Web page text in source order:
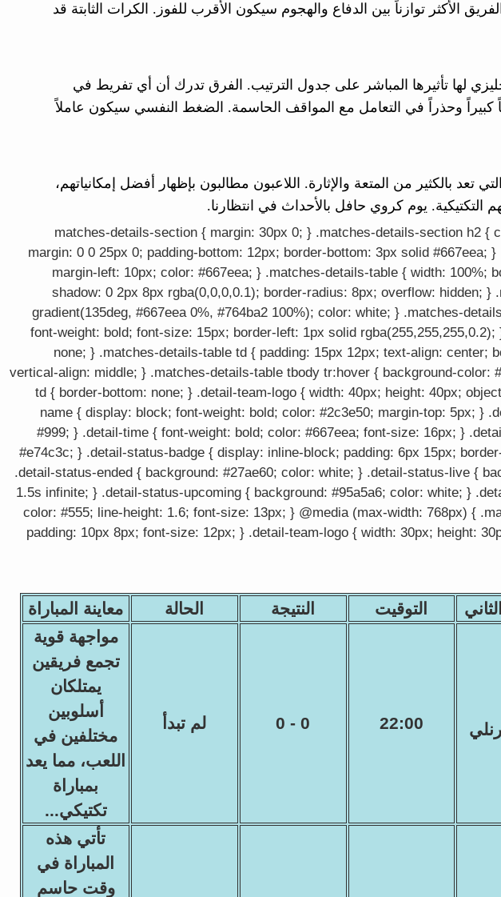
الأكثر توازناً بين الدفاع والهجوم سيكون الأقرب للفوز. الكرات الثابتة قد
لها تأثيرها المباشر على جدول الترتيب. الفرق تدرك أن أي تفريط في
كبيراً وحذراً في التعامل مع المواقف الحاسمة. الضغط النفسي سيكون عاملاً
تعد بالكثير من المتعة والإثارة. اللاعبون مطالبون بإظهار أفضل إمكانياتهم،
التكتيكية. يوم كروي حافل بالأحداث في انتظارنا.
.matches-details-section { margin: 30px 0; } .matches-details-section h2 {
margin: 0 0 25px 0; padding-bottom: 12px; border-bottom: 3px solid #667eea;
margin-left: 10px; color: #667eea; } .matches-details-table { width: 100%;
shadow: 0 2px 8px rgba(0,0,0,0.1); border-radius: 8px; overflow: hidden;
gradient(135deg, #667eea 0%, #764ba2 100%); color: white; } .matches-
font-weight: bold; font-size: 15px; border-left: 1px solid
none; } .matches-details-table td { padding: 15px 12px; text-align: center;
vertical-align: middle; } .matches-details-table tbody tr:hover { background-
td { border-bottom: none; } .detail-team-logo { width: 40px; height: 40px;
name { display: block; font-weight: bold; color: #2c3e50; margin-top: 5px; }
#999; } .detail-time { font-weight: bold; color: #667eea; font-size: 16px; }
#e74c3c; } .detail-status-badge { display: inline-block; padding: 6px 15px;
.detail-status-ended { background: #27ae60; color: white; } .detail-status-live {
1.5s infinite; } .detail-status-upcoming { background: #95a5a6; color: white; }
color: #555; line-height: 1.6; font-size: 13px; } @media (max-width: 768px) {
padding: 10px 8px; font-size: 12px; } .detail-team-logo { width: 30px; height:
التوقيت النتيجة الحالة معاينة المباراة
22:00
0 - 0 لم تبدأ
مواجهة قوية
تجمع فريقين
يمتلكان
أسلوبين
مختلفين في
اللعب، مما يعد
بمباراة
تكتيكي...
تأتي هذه
المباراة في
وقت حاسم